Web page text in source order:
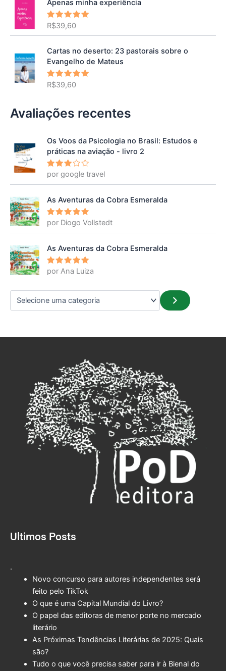
Apenas minha experiência
Avaliação
de 5
R$39,60
Cartas no deserto: 23 pastorais sobre o
Evangelho de Mateus
Avaliação
de 5
R$39,60
Avaliações recentes
Os Voos da Psicologia no Brasil: Estudos e
práticas na aviação - livro 2
Avalia
ção3
por google travel
As Aventuras da Cobra Esmeralda
Avaliação
5
por Diogo Vollstedt
As Aventuras da Cobra Esmeralda
Avaliação
5
por Ana Luiza
Ultimos Posts
.
Novo concurso para autores independentes será
feito pelo TikTok
O que é uma Capital Mundial do Livro?
O papel das editoras de menor porte no mercado
literário
As Próximas Tendências Literárias de 2025: Quais
são?
Tudo o que você precisa saber para ir à Bienal do